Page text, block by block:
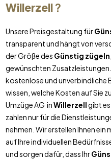
Willerzell?
Unsere Preisgestaltung für
transparent und hängt von
der Größe des Günstig zügeln
gewünschten
kostenlose und unverbindliche
wissen, welche Kosten auf Sie
Umzüge AG inWillerzellgibt
zahlen nur für die
nehmen. Wir erstellen Ihnen
auf Ihre individuellen
und sorgen dafür, dass Ihr